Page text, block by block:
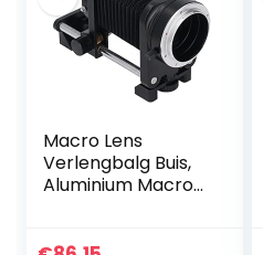
Macro Lens
Verlengbalg Buis,
Aluminium Macro